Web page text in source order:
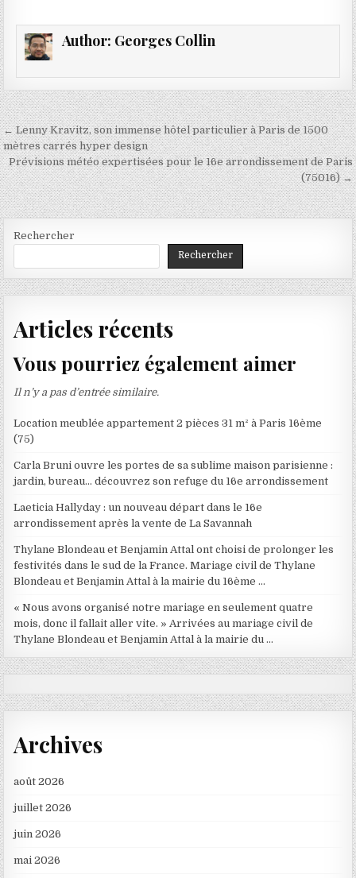
Author: Georges Collin
Navigation
de
l’article
← Lenny Kravitz, son immense hôtel particulier à Paris de 1500
mètres carrés hyper design
Prévisions météo expertisées pour le 16e arrondissement de Paris
(75016) →
Rechercher
Rechercher
Articles récents
Vous pourriez également aimer
Il n’y a pas d’entrée similaire.
Location meublée appartement 2 pièces 31 m² à Paris 16ème
(75)
Carla Bruni ouvre les portes de sa sublime maison parisienne :
jardin, bureau… découvrez son refuge du 16e arrondissement
Laeticia Hallyday : un nouveau départ dans le 16e
arrondissement après la vente de La Savannah
Thylane Blondeau et Benjamin Attal ont choisi de prolonger les
festivités dans le sud de la France. Mariage civil de Thylane
Blondeau et Benjamin Attal à la mairie du 16ème …
« Nous avons organisé notre mariage en seulement quatre
mois, donc il fallait aller vite. » Arrivées au mariage civil de
Thylane Blondeau et Benjamin Attal à la mairie du …
Archives
août 2026
juillet 2026
juin 2026
mai 2026